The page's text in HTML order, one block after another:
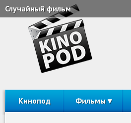
Случайный фильм
Кинопод Фильмы